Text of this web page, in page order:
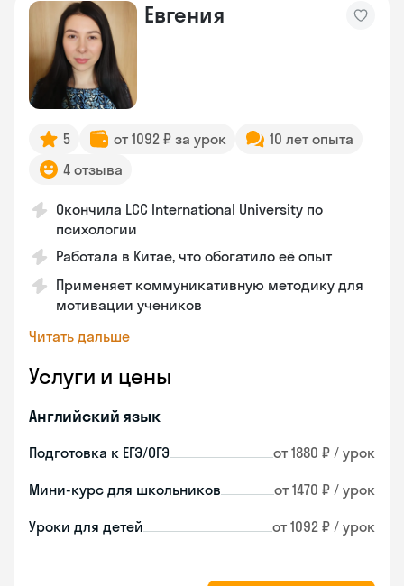
Евгения
5 от 1092 ₽ за урок
10 лет опыта
4 отзыва
Окончила LCC International University по
психологии
Работала в Китае, что обогатило её опыт
Применяет коммуникативную методику для
мотивации учеников
Читать дальше
Услуги и цены
Английский язык
Подготовка к ЕГЭ/ОГЭ от 1880 ₽ / урок
Мини-курс для школьников от 1470 ₽ / урок
Уроки для детей от 1092 ₽ / урок